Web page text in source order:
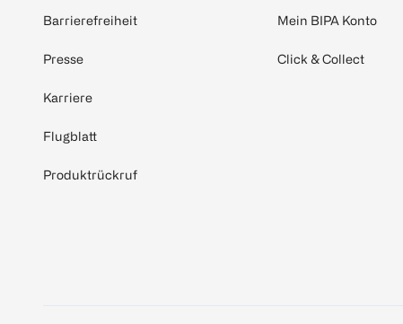
Barrierefreiheit
Presse
Karriere
Flugblatt
Produktrückruf
Mein BIPA Konto
Click & Collect